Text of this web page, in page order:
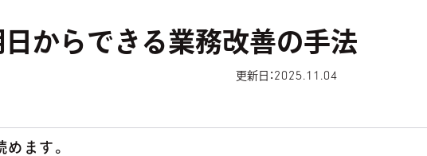
からできる業務改善の手法
更新日： 2025.11.04
めます。